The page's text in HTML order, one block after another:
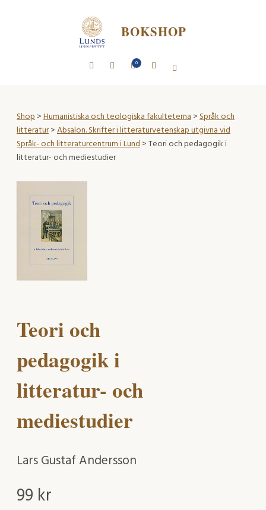
BOKSHOP
0
Shop>Humanistiska och teologiska fakulteterna>Språk och
litteratur>Absalon. Skrifter i litteraturvetenskap utgivna vid
Språk- och litteraturcentrum i Lund> Teori och pedagogik i
litteratur- och mediestudier
Teori och
pedagogik i
litteratur- och
mediestudier
Lars Gustaf Andersson
99 kr